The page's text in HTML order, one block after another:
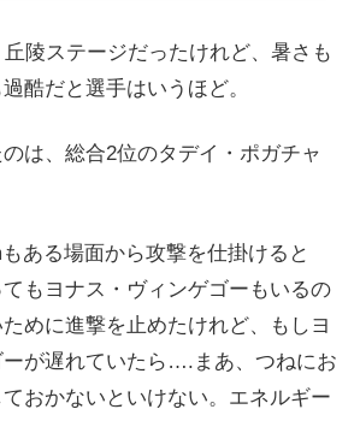
陵ステージだったけれど、暑さも
酷だと選手はいうほど。
は、総合2位のタデイ・ポガチャ
ある場面から攻撃を仕掛けると
もヨナス・ヴィンゲゴーもいるの
めに進撃を止めたけれど、もしヨ
が遅れていたら….まあ、つねにお
おかないといけない。エネルギー